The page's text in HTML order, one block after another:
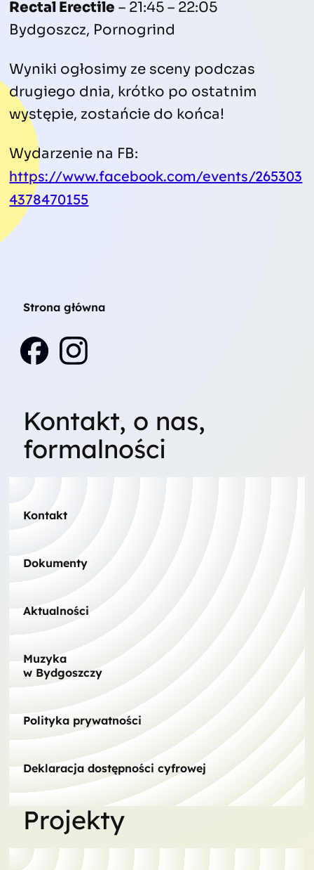
Rectal Erectile – 21:45 – 22:05
Bydgoszcz, Pornogrind
Wyniki ogłosimy ze sceny podczas
drugiego dnia, krótko po ostatnim
występie, zostańcie do końca!
Wydarzenie na FB:
https://www.facebook.com/events/265303
4378470155
Strona główna
Kontakt, o nas,
formalności
Kontakt
Dokumenty
Aktualności
Muzyka
w Bydgoszczy
Polityka prywatności
Deklaracja dostępności cyfrowej
Projekty